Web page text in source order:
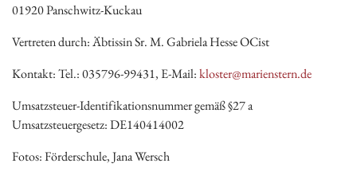
01920 Panschwitz-Kuckau
Vertreten durch: Äbtissin Sr. M. Gabriela Hesse OCist
Kontakt: Tel.: 035796-99431, E-Mail:kloster@marienstern.de
Umsatzsteuer-Identifikationsnummer gemäß §27 a
Umsatzsteuergesetz: DE140414002
Fotos: Förderschule, Jana Wersch